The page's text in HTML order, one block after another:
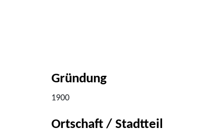
Gründung
1900
Ortschaft / Stadtteil